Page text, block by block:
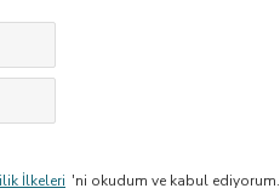
İlkeleri 'ni okudum ve kabul ediyorum.